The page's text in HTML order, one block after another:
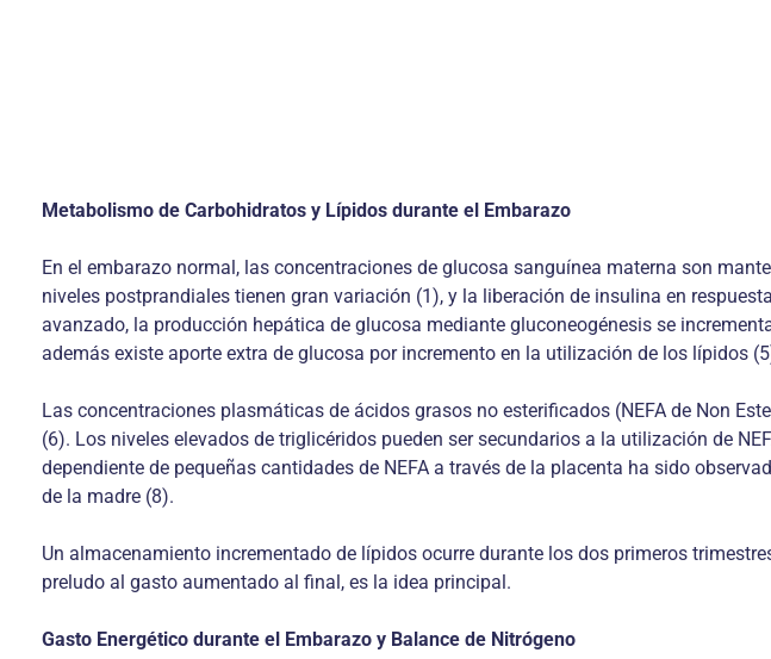
Metabolismo de Carbohidratos y Lípidos durante el Embarazo
En el embarazo normal, las concentraciones de glucosa sanguínea materna son
niveles postprandiales tienen gran variación (1), y la liberación de insulina en
avanzado, la producción hepática de glucosa mediante gluconeogénesis se
además existe aporte extra de glucosa por incremento en la utilización de los lípidos
Las concentraciones plasmáticas de ácidos grasos no esterificados (NEFA de Non
(6). Los niveles elevados de triglicéridos pueden ser secundarios a la utilización de
dependiente de pequeñas cantidades de NEFA a través de la placenta ha sido
de la madre (8).
Un almacenamiento incrementado de lípidos ocurre durante los dos primeros
preludo al gasto aumentado al final, es la idea principal.
Gasto Energético durante el Embarazo y Balance de Nitrógeno